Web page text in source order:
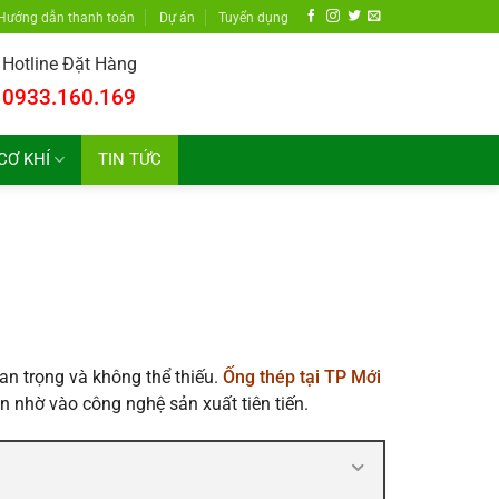
dẫn thanh toán Dự án Tuyển dụng
Hotline Đặt Hàng
0933.160.169
KHÍ TIN TỨC
trọng và không thể thiếu. Ống thép tại TP Mới
vào công nghệ sản xuất tiên tiến.